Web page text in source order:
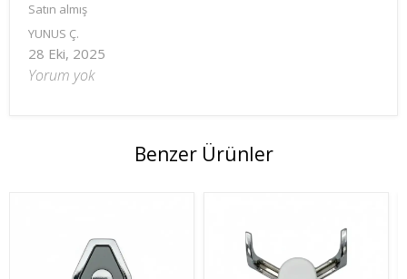
Satın almış
YUNUS Ç.
28 Eki, 2025
Yorum yok
Benzer Ürünler